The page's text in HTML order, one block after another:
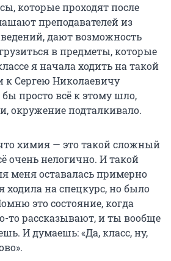
которые проходят после
преподавателей из
дают возможность
в предметы, которые
я начала ходить на такой
к Сергею Николаевичу
просто всё к этому шло,
окружение подталкивало.
химия — это такой сложный
очень нелогично. И такой
меня оставалась примерно
ходила на спецкурс, но было
это состояние, когда
то рассказывают, и ты вообще
И думаешь: «Да, класс, ну,